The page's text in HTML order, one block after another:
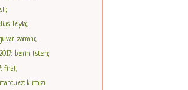
leyla;
zamanı;
benim listem;
final;
kırmızı